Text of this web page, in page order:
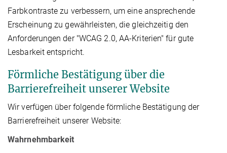
Farbkontraste zu verbessern, um eine ansprechende
Erscheinung zu gewährleisten, die gleichzeitig den
Anforderungen der "WCAG 2.0, AA-Kriterien" für gute
Lesbarkeit entspricht.
Förmliche Bestätigung über die
Barrierefreiheit unserer Website
Wir verfügen über folgende förmliche Bestätigung der
Barrierefreiheit unserer Website:
Wahrnehmbarkeit